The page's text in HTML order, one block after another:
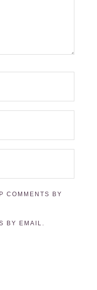
COMMENTS BY
BY EMAIL.